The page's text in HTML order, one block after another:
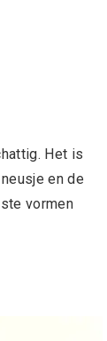
Het is
en de
vormen